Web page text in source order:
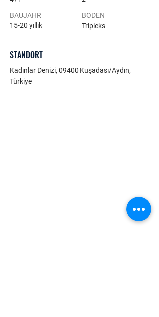
BAUJAHR
15-20 yıllık
BODEN
Tripleks
STANDORT
Kadınlar Denizi, 09400 Kuşadası/Aydın,
Türkiye